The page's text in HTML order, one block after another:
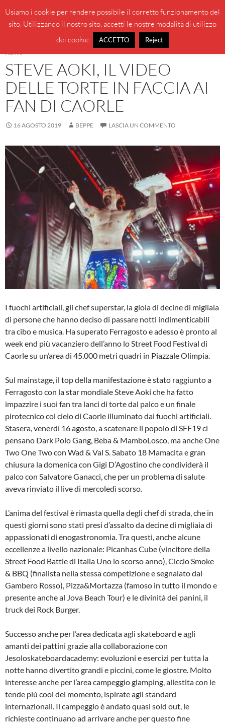
contenuto
BeppeBlog
MENU
NEWS
STEVE AOKI, IL VIDEO
DELLE TORTE IN FACCIA AI
FAN DI CAORLE
16 AGOSTO 2019 BEPPE LASCIA UN COMMENTO
I fuochi artificiali, gli chef superstar, la gioia di decine di migliaia
di persone che hanno deciso di passare notti indimenticabili
tra cibo e musica. Ha superato Ferragosto e adesso è pronto al
week end più vacanziero dell’anno lo Street Food Festival di
Caorle su un’area di 45.000 metri quadri in Piazzale Olimpia.
Sul mainstage, il top della manifestazione è stato raggiunto a
Ferragosto con la star mondiale Steve Aoki che ha fatto
impazzire i suoi fan tra lanci di torte dal palco e un finale
pirotecnico col cielo di Caorle illuminato dai fuochi artificiali.
Stasera, venerdì 16 agosto, a scatenare il popolo di SFF19 ci
pensano Dark Polo Gang, Beba & MamboLosco, ma anche One
Two One Two con Wad & Val S. Sabato 18 Mamacita e gran
chiusura la domenica con Gigi D’Agostino che condividerà il
palco con Salvatore Ganacci, che per un problema di salute
aveva rinviato il live di mercoledì scorso.
L’anima del festival è rimasta quella degli chef di strada, che in
questi giorni sono stati presi d’assalto da decine di migliaia di
appassionati di enogastronomia. Tra questi, anche alcune
eccellenze a livello nazionale: Picanhas Cube (vincitore della
Street Food Battle di Italia Uno lo scorso anno), Ciccio Smoke
& BBQ (finalista nella stessa competizione e segnalato dal
Gambero Rosso), Pizza&Mortazza (famoso in tutto il mondo e
presente anche al Jova Beach Tour) e le divinità dei panini, il
truck dei Rock Burger.
Successo anche per l’area dedicata agli skateboard e agli
amanti dei pattini grazie alla collaborazione con
Jesoloskateboardacademy: evoluzioni e esercizi per tutta la
notte hanno divertito grandi e piccini, come le giostre. Molto
interesse anche per l’area campeggio glamping, allestita con le
tende più cool del momento, ispirate agli standard
internazionali. Il campeggio è andato quasi sold out, le
richieste continuano ad arrivare anche per questo fine
Usiamo i cookie per rendere possibile il corretto funzionamento del
sito. Utilizzando il nostro sito, accetti le nostre modalità di utilizzo
dei cookie.
ACCETTO Reject